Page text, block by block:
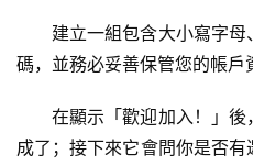
建立一組包含大小寫字
碼，並務必妥善保管您的帳戶
在顯示「歡迎加入！」
成了；接下來它會問你是否